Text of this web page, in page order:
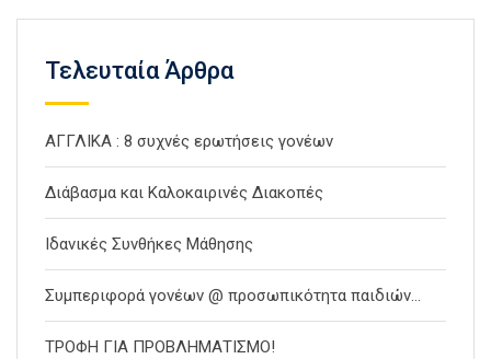
Τελευταία Άρθρα
ΑΓΓΛΙΚΑ : 8 συχνές ερωτήσεις γονέων
Διάβασμα και Καλοκαιρινές Διακοπές
Ιδανικές Συνθήκες Μάθησης
Συμπεριφορά γονέων @ προσωπικότητα παιδιών…
ΤΡΟΦΗ ΓΙΑ ΠΡΟΒΛΗΜΑΤΙΣΜΟ!